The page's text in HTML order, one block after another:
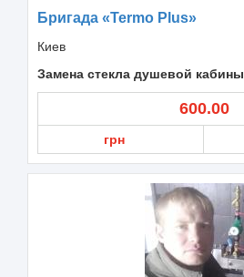
Бригада «Termo Plus»
Киев
Замена стекла душевой кабины
600.00
грн